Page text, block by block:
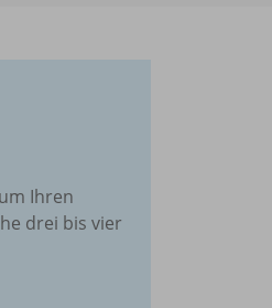
Ihren
drei bis vier